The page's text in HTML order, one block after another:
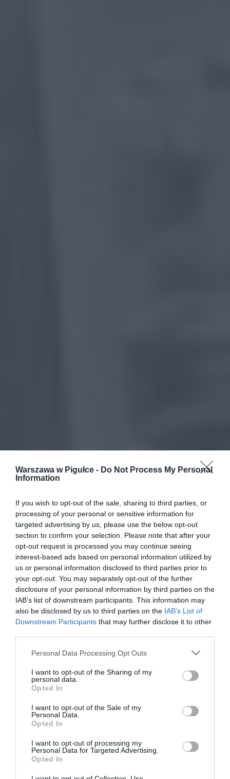
Warszawa w Pigułce - Do Not Process My Personal
Information
If you wish to opt-out of the sale, sharing to third parties, or
processing of your personal or sensitive information for
targeted advertising by us, please use the below opt-out
section to confirm your selection. Please note that after your
opt-out request is processed you may continue seeing
interest-based ads based on personal information utilized by
us or personal information disclosed to third parties prior to
your opt-out. You may separately opt-out of the further
disclosure of your personal information by third parties on the
IAB’s list of downstream participants. This information may
also be disclosed by us to third parties on the IAB’s List of
Downstream Participants that may further disclose it to other
Personal Data Processing Opt Outs
I want to opt-out of the Sharing of my
personal data.
Opted In
I want to opt-out of the Sale of my
Personal Data.
Opted In
I want to opt-out of processing my
Personal Data for Targeted Advertising.
Opted In